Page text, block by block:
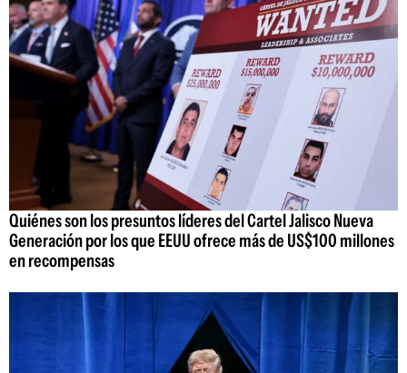
Quiénes son los presuntos líderes del Cartel Jalisco Nueva
Generación por los que EEUU ofrece más de US$100 millones
en recompensas